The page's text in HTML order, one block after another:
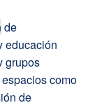
de
educación
grupos
como
de